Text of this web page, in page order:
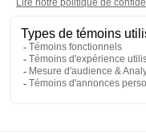
No organisme
10183 5445